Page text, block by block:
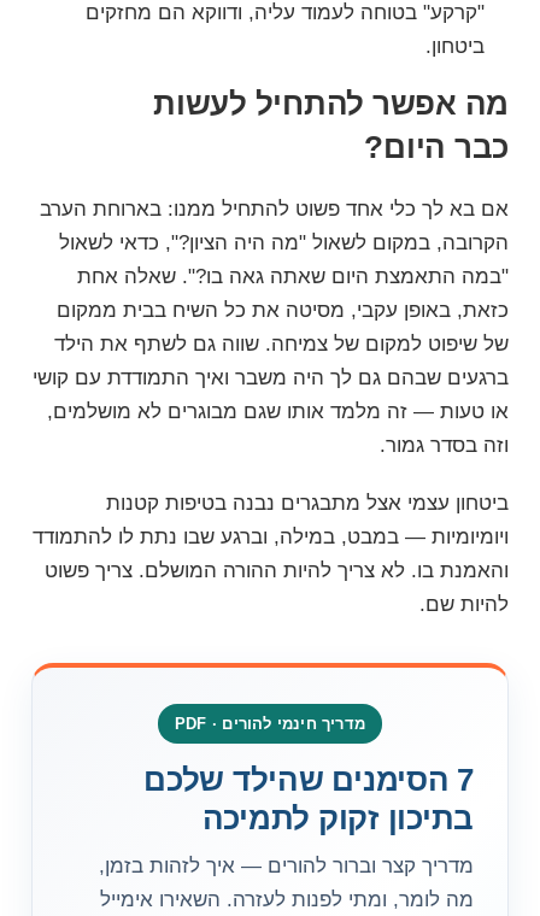
"קרקע" בטוחה לעמוד עליה, ודווקא הם מחזקים
ביטחון.
מה אפשר להתחיל לעשות
כבר היום?
אם בא לך כלי אחד פשוט להתחיל ממנו: בארוחת הערב
הקרובה, במקום לשאול "מה היה הציון?", כדאי לשאול
"במה התאמצת היום שאתה גאה בו?". שאלה אחת
כזאת, באופן עקבי, מסיטה את כל השיח בבית ממקום
של שיפוט למקום של צמיחה. שווה גם לשתף את הילד
ברגעים שבהם גם לך היה משבר ואיך התמודדת עם קושי
או טעות — זה מלמד אותו שגם מבוגרים לא מושלמים,
וזה בסדר גמור.
ביטחון עצמי אצל מתבגרים נבנה בטיפות קטנות
ויומיומיות — במבט, במילה, וברגע שבו נתת לו להתמודד
והאמנת בו. לא צריך להיות ההורה המושלם. צריך פשוט
להיות שם.
מדריך חינמי להורים · PDF
7 הסימנים שהילד שלכם
בתיכון זקוק לתמיכה
מדריך קצר וברור להורים — איך לזהות בזמן,
מה לומר, ומתי לפנות לעזרה. השאירו אימייל